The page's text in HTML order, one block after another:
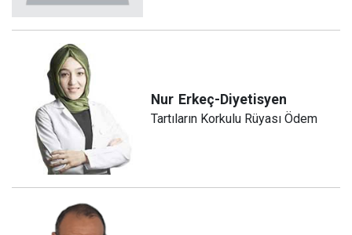
Nur Erkeç-Diyetisyen
Tartıların Korkulu Rüyası Ödem